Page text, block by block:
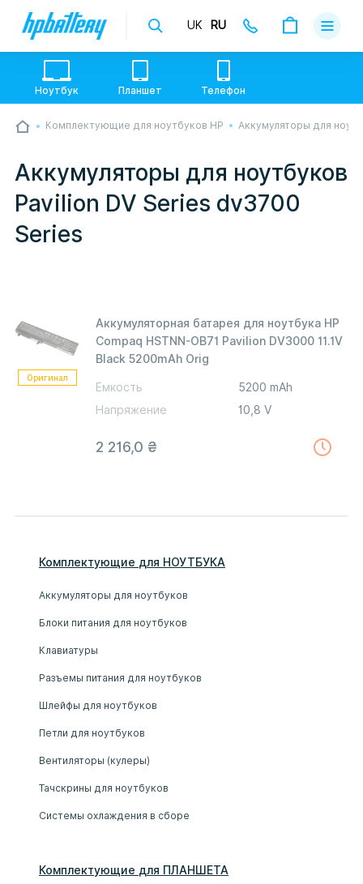
💙💛 Слава УкраЇні! Ми працюємо. Надсилаємо
Опрацьовуємо замовлення у звичному графіку
настільки швидко, як можемо. Якщо буде затримка
- пробачте, швидше за все у нас лунає повітряна
тривога. Але ми виліземо зі сховища і
UK RU
Доставка
Контакты
Ноутбук Планшет Телефон
Комплектующие для ноутбуков HP Аккумуляторы для
Аккумуляторы для ноутбуков
Pavilion DV Series dv3700
Series
Оригинал
Аккумуляторная батарея для ноутбука HP
Compaq HSTNN-OB71 Pavilion DV3000 11.1V
Black 5200mAh Orig
Емкость
5200 mAh
Напряжение
10,8 V
2 216,0 ₴
Комплектующие для НОУТБУКА
Аккумуляторы для ноутбуков
Блоки питания для ноутбуков
Клавиатуры
Разъемы питания для ноутбуков
Шлейфы для ноутбуков
Петли для ноутбуков
Вентиляторы (кулеры)
Тачскрины для ноутбуков
Системы охлаждения в сборе
Комплектующие для ПЛАНШЕТА